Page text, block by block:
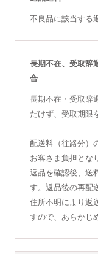
不良品に該当する
長期不在、受取辞
合
長期不在・受取辞
だけず、受取期限
配送料（往路分）
お客さま負担とな
返品を確認後、送
す。返品後の再配
住所不明により返
すので、あらかじ